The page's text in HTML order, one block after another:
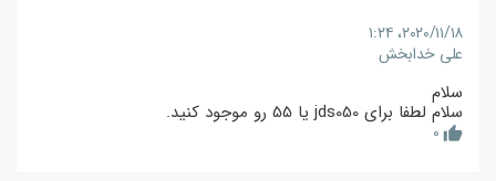
۲۰۲۰/۱۱/۱۸،‏ ۱:۲۴
علی خدابخش
سلام
سلام لطفا برای jds050 یا 55 رو موجود کنید.
thumb_up
0